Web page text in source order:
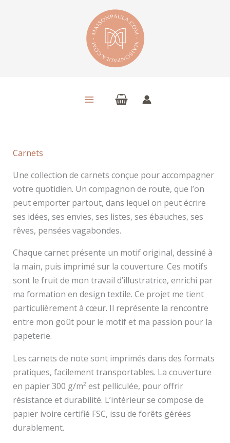
Carnets
Une collection de carnets conçue pour accompagner
votre quotidien. Un compagnon de route, que l’on
peut emporter partout, dans lequel on peut écrire
ses idées, ses envies, ses listes, ses ébauches, ses
rêves, pensées vagabondes.
Chaque carnet présente un motif original, dessiné à
la main, puis imprimé sur la couverture. Ces motifs
sont le fruit de mon travail d’illustratrice, enrichi par
ma formation en design textile. Ce projet me tient
particulièrement à cœur. Il représente la rencontre
entre mon goût pour le motif et ma passion pour la
papeterie.
Les carnets de note sont imprimés dans des formats
pratiques, facilement transportables. La couverture
en papier 300 g/m² est pelliculée, pour offrir
résistance et durabilité. L’intérieur se compose de
papier ivoire certifié FSC, issu de forêts gérées
durablement.